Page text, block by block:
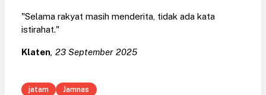
"Selama rakyat masih menderita, tidak ada kata
istirahat."
Klaten, 23 September 2025
jatam Jamnas